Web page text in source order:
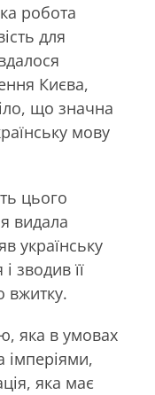
робота
для
Києва,
що значна
мову
цього
видала
українську
зводив її
вжитку.
яка в умовах
імперіями,
яка має